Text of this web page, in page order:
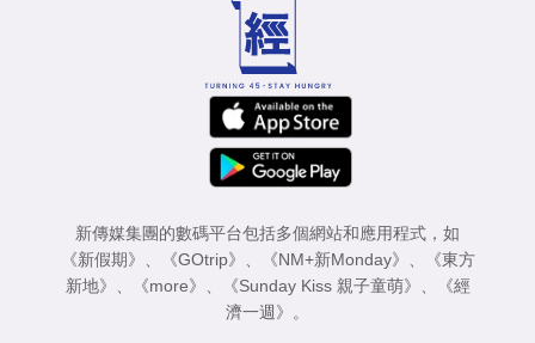
新傳媒集團的數碼平台包括多個網站和應用程式，如
《新假期》
《GOtrip》 《NM+新Monday》
《東方
新地》
《more》 《Sunday Kiss 親子童萌》
《經
濟一週》
。